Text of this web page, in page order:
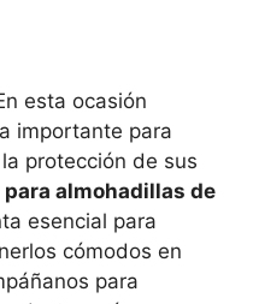
esta ocasión
importante para
protección de sus
almohadillas de
esencial para
cómodos en
para